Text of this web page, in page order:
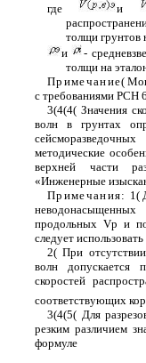
где
и
толщи грунтов
и
-
толщи на
Примечание(
с требованиями РСН
3(4(4( Значения
волн в грунтах
методические
верхней части
«Инженерные
Примечания: 1(
неводонасыщенных
продольныхVp и
следует
2( При
волн допускается
скоростей
соответствующих
3(4(5( Для
резким различием
формуле